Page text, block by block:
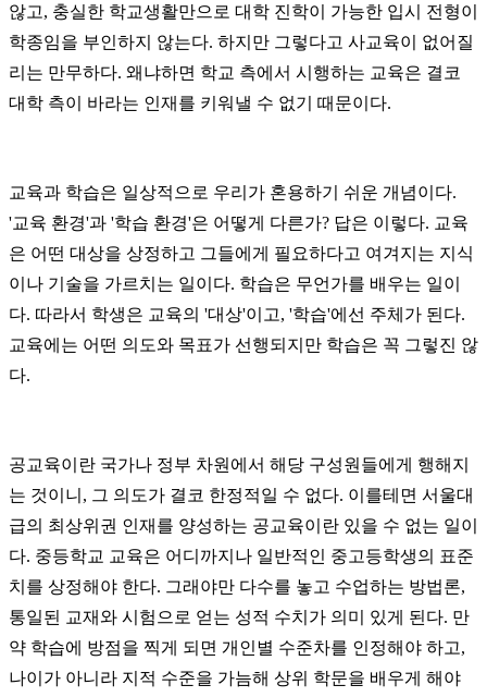
않고, 충실한 학교생활만으로 대학 진학이 가능한 입시 전형이
학종임을 부인하지 않는다. 하지만 그렇다고 사교육이 없어질
리는 만무하다. 왜냐하면 학교 측에서 시행하는 교육은 결코
대학 측이 바라는 인재를 키워낼 수 없기 때문이다.
교육과 학습은 일상적으로 우리가 혼용하기 쉬운 개념이다.
'교육 환경'과 '학습 환경'은 어떻게 다른가? 답은 이렇다. 교육
은 어떤 대상을 상정하고 그들에게 필요하다고 여겨지는 지식
이나 기술을 가르치는 일이다. 학습은 무언가를 배우는 일이
다. 따라서 학생은 교육의 '대상'이고, '학습'에선 주체가 된다.
교육에는 어떤 의도와 목표가 선행되지만 학습은 꼭 그렇진 않
다.
공교육이란 국가나 정부 차원에서 해당 구성원들에게 행해지
는 것이니, 그 의도가 결코 한정적일 수 없다. 이를테면 서울대
급의 최상위권 인재를 양성하는 공교육이란 있을 수 없는 일이
다. 중등학교 교육은 어디까지나 일반적인 중고등학생의 표준
치를 상정해야 한다. 그래야만 다수를 놓고 수업하는 방법론,
통일된 교재와 시험으로 얻는 성적 수치가 의미 있게 된다. 만
약 학습에 방점을 찍게 되면 개인별 수준차를 인정해야 하고,
나이가 아니라 지적 수준을 가늠해 상위 학문을 배우게 해야